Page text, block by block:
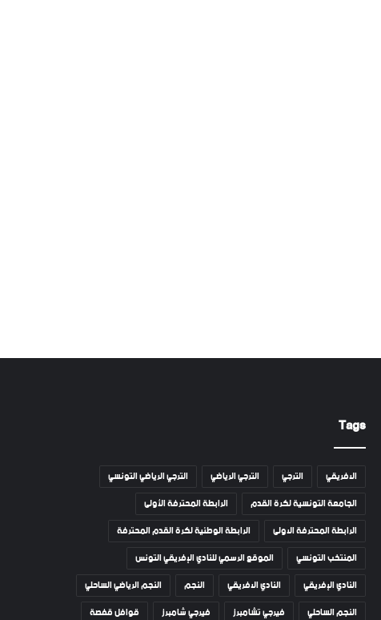
Tags
الافريقي الترجي الترجي الرياضي
الترجي الرياضي التونسي
الجامعة التونسية لكرة القدم
الرابطة المحترفة الأولى
الرابطة المحترفة الاولى
الرابطة الوطنية لكرة القدم المحترفة
المنتخب التونسي
الموقع الرسمي للنادي الإفريقي التونس
النادي الإفريقي
النادي الافريقي النجم
النجم الرياضي الساحلي
النجم الساحلي
فيرجي تشامبرز فيرجي شامبرز قوافل قفصة